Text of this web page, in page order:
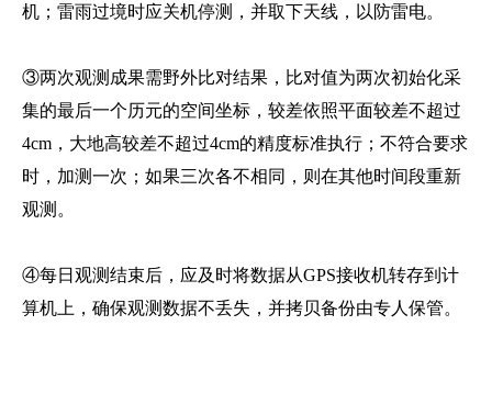
机；雷雨过境时应关机停测，并取下天线，以防雷电。
③两次观测成果需野外比对结果，比对值为两次初始化采
集的最后一个历元的空间坐标，较差依照平面较差不超过
4cm，大地高较差不超过4cm的精度标准执行；不符合要求
时，加测一次；如果三次各不相同，则在其他时间段重新
观测。
④每日观测结束后，应及时将数据从GPS接收机转存到计
算机上，确保观测数据不丢失，并拷贝备份由专人保管。